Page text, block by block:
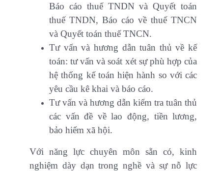
Báo cáo thuế TNDN và Quyết toán
thuế TNDN, Báo cáo về thuế TNCN
và Quyết toán thuế TNCN.
Tư vấn và hương dẫn tuân thủ về kế
toán: tư vấn và soát xét sự phù hợp của
hệ thống kế toán hiện hành so với các
yêu cầu kê khai và báo cáo.
Tư vấn và hương dẫn kiểm tra tuân thủ
các vấn đề về lao động, tiền lương,
bảo hiểm xã hội.
Với năng lực chuyên môn sẵn có, kinh
nghiệm dày dạn trong nghề và sự nỗ lực